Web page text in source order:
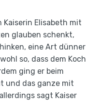
Kaiserin Elisabeth mit
glauben schenkt,
eine Art dünner
so, dass dem Koch
ging er beim
und das ganze mit
sagt Kaiser